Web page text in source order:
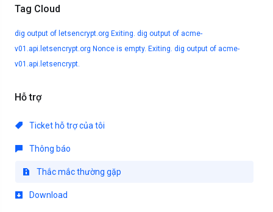
Tag Cloud
dig output of letsencrypt.org Exiting. dig output of acme-
v01.api.letsencrypt.org Nonce is empty. Exiting. dig output of acme-
v01.api.letsencrypt.
Hỗ trợ
Ticket hỗ trợ của tôi
Thông báo
Thắc mắc thường gặp
Download